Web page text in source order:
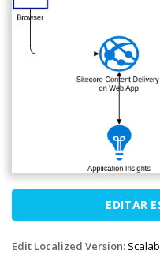
EDITAR
Edit Localized Version: